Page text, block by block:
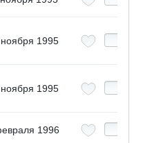
1995
1995
1996